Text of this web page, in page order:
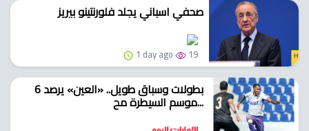
صحفي اسباني يجلد فلورنتينو بيريز
1 day ago 19
6 بطولات وسباق طويل.. «العين» يرصد
موسم السيطرة مح...